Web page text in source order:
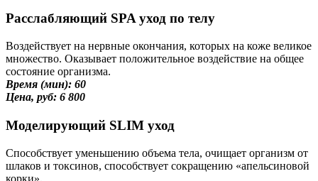
Расслабляющий SPA уход по телу
Воздействует на нервные окончания, которых на коже великое
множество. Оказывает положительное воздействие на общее
состояние организма.
Время (мин): 60
Цена, руб: 6 800
Моделирующий SLIM уход
Способствует уменьшению объема тела, очищает организм от
шлаков и токсинов, способствует сокращению «апельсиновой
корки».